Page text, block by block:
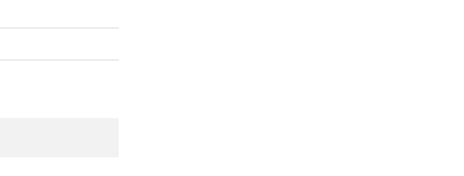
để được tư vấn